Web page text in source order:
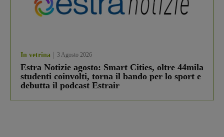
In vetrina 3 Agosto 2026
Estra Notizie agosto: Smart Cities, oltre 44mila
studenti coinvolti, torna il bando per lo sport e
debutta il podcast Estrair